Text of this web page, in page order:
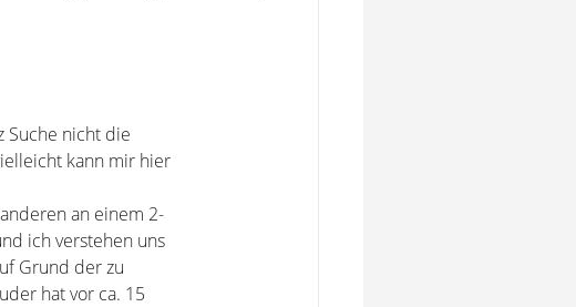
Suche nicht die
kann mir hier
an einem 2-
ich verstehen uns
Grund der zu
hat vor ca. 15